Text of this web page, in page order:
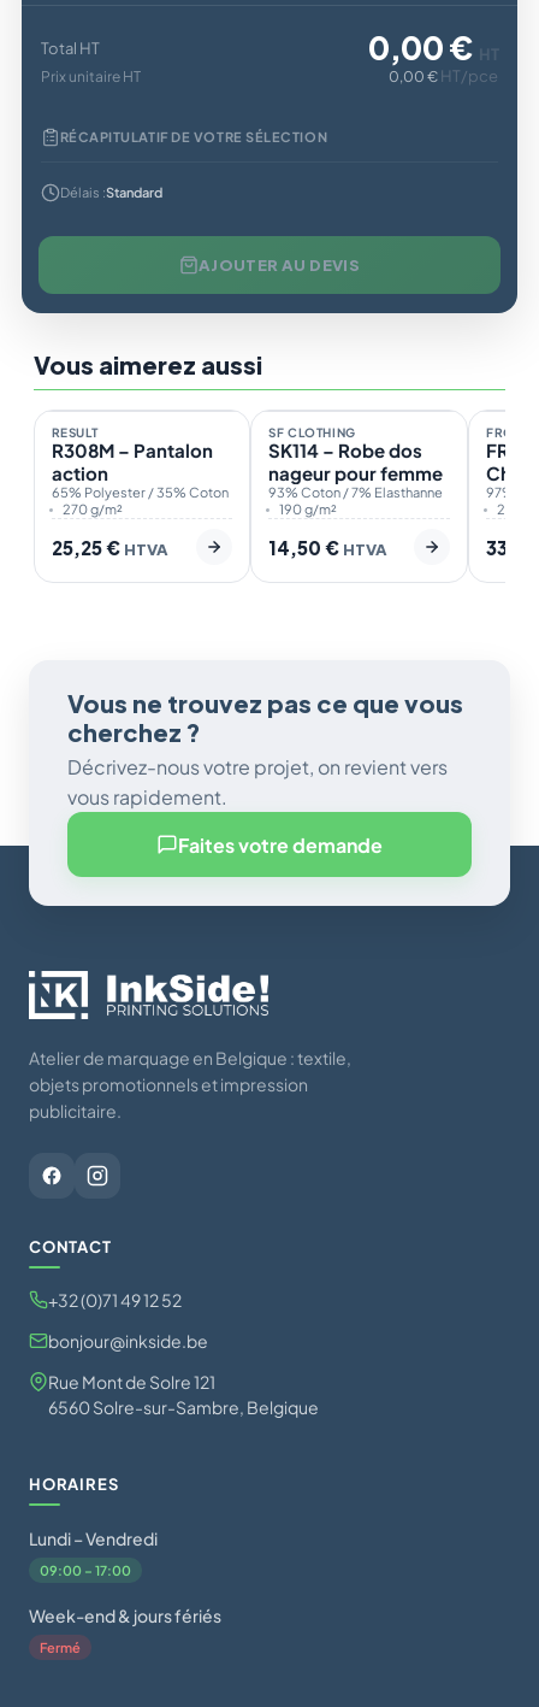
Total HT 0,00 € HT
Prix unitaire HT 0,00 € HT/pce
RÉCAPITULATIF DE VOTRE SÉLECTION
Délais :Standard
AJOUTER AU DEVIS
Vous aimerez aussi
En stock
RESULT
R308M – Pantalon
action
65% Polyester / 35% Coton
270 g/m²
25,25€ HTVA
1
Sur demande
SF CLOTHING
SK114 – Robe dos
nageur pour femme
93% Coton / 7% Elasthanne
190 g/m²
14,50€ HTVA
Sur
FRONT
97%
220
Vous ne trouvez pas ce que vous
cherchez ?
Décrivez-nous votre projet, on revient vers
vous rapidement.
Faites votre demande
Atelier de marquage en Belgique : textile,
objets promotionnels et impression
publicitaire.
CONTACT
+32 (0)71 49 12 52
bonjour@inkside.be
Rue Mont de Solre 121
6560 Solre-sur-Sambre, Belgique
HORAIRES
Lundi – Vendredi
09:00 – 17:00
Week-end & jours fériés
Fermé